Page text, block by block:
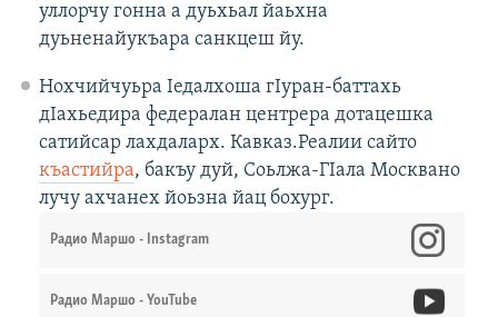
уллорчу гонна а дуьхьал йаьхна
дуьненайукъара санкцеш йу.
Нохчийчуьра Iедалхоша гIуран-баттахь
дIахьедира федералан центрера дотацешка
сатийсар лахдаларх. Кавказ.Реалии сайто
къастийра, бакъу дуй, Соьлжа-ГIала Москвано
лучу ахчанех йоьзна йац бохург.
Радио Маршо - Instagram
Радио Маршо - YouTube